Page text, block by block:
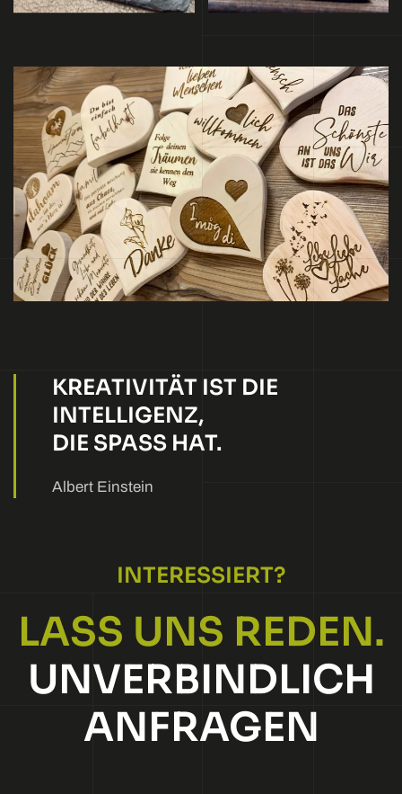
KREATIVITÄT IST DIE
INTELLIGENZ,
DIE SPASS HAT.
Albert Einstein
INTERESSIERT?
LASS UNS REDEN.
UNVER­BIND­LICH
ANFRAGEN